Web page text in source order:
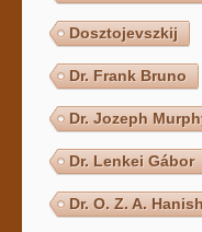
Dosztojevszkij
Dr. Frank Bruno
Dr. Jozeph
Dr. Lenkei Gábor
Dr. O. Z. A. Hanish